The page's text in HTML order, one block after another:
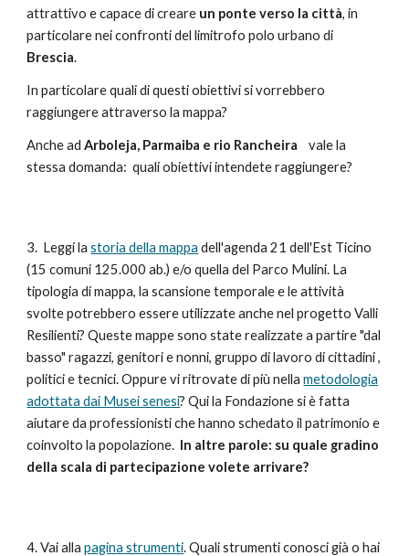
attrattivo e capace di creare un ponte verso la città, in
particolare nei confronti del limitrofo polo urbano di
Brescia.
In particolare quali di questi obiettivi si vorrebbero
raggiungere attraverso la mappa?
Anche adArboleja, Parmaiba e rio Rancheiravale la
stessa domanda: quali obiettivi intendete raggiungere?
3. Leggi lastoria della mappa dell'agenda 21 dell'Est Ticino
(15 comuni 125.000 ab.) e/o quella del Parco Mulini. La
tipologia di mappa, la scansione temporale e le attività
svolte potrebbero essere utilizzate anche nel progetto Valli
Resilienti? Queste mappe sono state realizzate a partire "dal
basso" ragazzi, genitori e nonni, gruppo di lavoro di cittadini ,
politici e tecnici. Oppure vi ritrovate di più nellametodologia
adottata dai Musei senesi? Qui la Fondazione si è fatta
aiutare da professionisti che hanno schedato il patrimonio e
coinvolto la popolazione. In altre parole: su quale gradino
della scala di partecipazione volete arrivare?
4. Vai allapagina strumenti. Quali strumenti conosci già o hai